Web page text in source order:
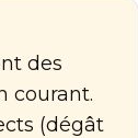
des
courant.
(dégât